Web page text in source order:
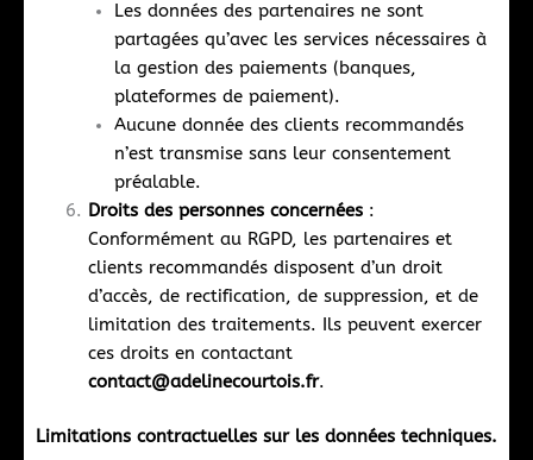
Les données des partenaires ne sont
partagées qu’avec les services nécessaires à
la gestion des paiements (banques,
plateformes de paiement).
Aucune donnée des clients recommandés
n’est transmise sans leur consentement
préalable.
Droits des personnes concernées:
Conformément au RGPD, les partenaires et
clients recommandés disposent d’un droit
d’accès, de rectification, de suppression, et de
limitation des traitements. Ils peuvent exercer
ces droits en contactant
contact@adelinecourtois.fr.
Limitations contractuelles sur les données techniques.